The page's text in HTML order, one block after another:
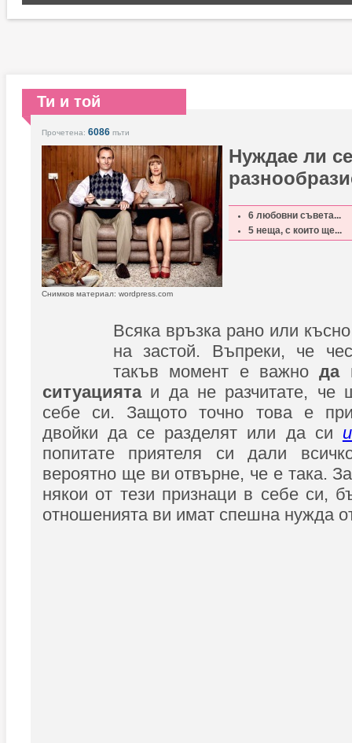
Ти и той
Прочетена: 6086 пъти
Нуждае ли
6 любовни съвета...
5 неща, с които ще...
Снимков материал: wordpress.com
Всяка връзка рано или
на застой. Въпреки, че
такъв момент е важнода
ситуацията и да не разчитате, че
себе си. Защото точно това е
двойки да се разделят или да си
попитате приятеля си дали
вероятно ще ви отвърне, че е така.
някои от тези признаци в себе си,
отношенията ви имат спешна нужда